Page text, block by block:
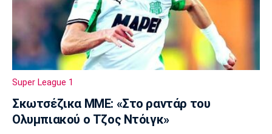
23:45
Super League 1
Βόλος: Ανακοίνωσε χορηγική συμφωνία
23:32
Προδρομίδη: «Ήταν θέμα εγωισμού»
23:20
Στίβος
Super League 1
Σκωτσέζικα ΜΜΕ: «Στο ραντάρ του
Ολυμπιακού ο Τζος Ντόιγκ»